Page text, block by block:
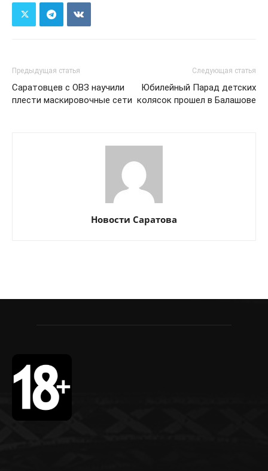
Предыдущая статья
Саратовцев с ОВЗ научили
плести маскировочные сети
Следующая статья
Юбилейный Парад детских
колясок прошел в Балашове
Новости Саратова